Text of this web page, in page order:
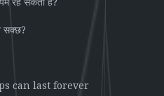
सक्छ?
can last forever